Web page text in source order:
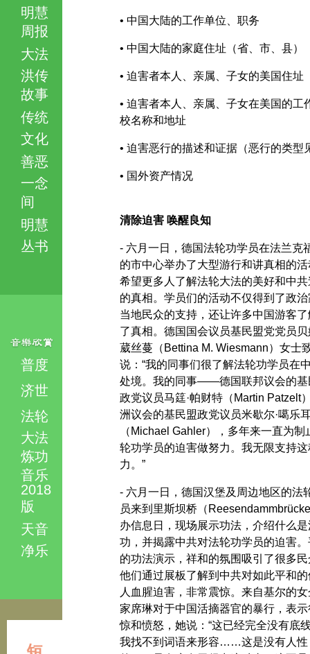
明慧
周报
大法
洪传
故事
传统
文化
善恶
一念
间
明慧
丛书
普度
济世
法轮
大法
炼功
音乐
2018
版
天音
净乐
• 中国大陆的工作单位、职务
• 中国大陆的家庭住址（省、市、县）
• 迫害者本人、亲属、子女的美国住址
• 迫害者本人、亲属、子女在美国的工
校名称和地址
• 迫害恶行的描述和证据（恶行的类型
• 国外资产情况
清除迫害 唤醒良知
- 六月一日，德国法轮功学员在法兰克
的市中心举办了大型游行和讲真相的活
希望更多人了解法轮大法的美好和中共
的真相。学员们的活动不仅得到了政治
当地民众的支持，还让许多中国游客了
了真相。德国国会议员基民盟党党员贝
葳丝蔓（Bettina M. Wiesmann）女士
说：“我的同事们很了解法轮功学员在
处境。我的同事——德国联邦议会的基
政党议员马筳·帕财特（Martin Patzelt
洲议会的基民盟政党议员米歇尔·噶乐
（Michael Gahler），多年来一直为制
轮功学员的迫害做努力。我无限支持这
力。”
- 六月一日，德国汉堡及周边地区的法
员来到里斯坝桥（
办信息日，现场展示功法，介绍什么是
功，并揭露中共对法轮功学员的迫害。
的功法演示，祥和的氛围吸引了很多民
他们通过展板了解到中共对如此平和的
人血腥迫害，非常震惊。来自基尔的
家席琳对于中国活摘器官的暴行，表示
惊和愤怒，她说：“这已经完全没有底
我找不到词语来形容……这是没有人性